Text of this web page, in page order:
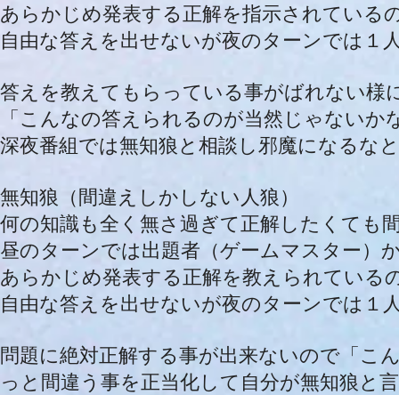
あらかじめ発表する正解を指示されている
自由な答えを出せないが夜のターンでは１
答えを教えてもらっている事がばれない様
「こんなの答えられるのが当然じゃないか
深夜番組では無知狼と相談し邪魔になるな
無知狼（間違えしかしない人狼）
何の知識も全く無さ過ぎて正解したくても
昼のターンでは出題者（ゲームマスター）
あらかじめ発表する正解を教えられている
自由な答えを出せないが夜のターンでは１
問題に絶対正解する事が出来ないので「こ
っと間違う事を正当化して自分が無知狼と